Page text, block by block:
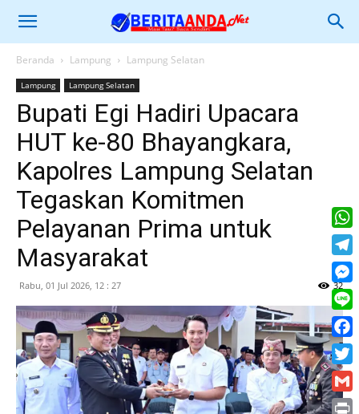
Beranda Lampung Lampung Selatan
Lampung Lampung Selatan
Bupati Egi Hadiri Upacara
HUT ke-80 Bhayangkara,
Kapolres Lampung Selatan
Tegaskan Komitmen
Pelayanan Prima untuk
Masyarakat
Rabu, 01 Jul 2026, 12 : 27 32
Line